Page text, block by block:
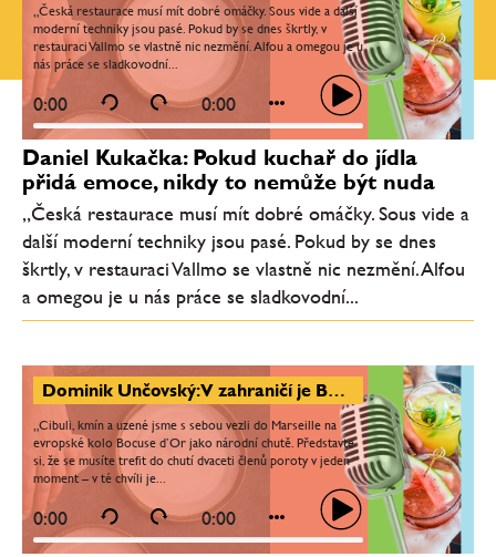
„Česká restaurace musí mít dobré omáčky. Sous vide a další
moderní techniky jsou pasé. Pokud by se dnes škrtly, v
restauraci Vallmo se vlastně nic nezmění. Alfou a omegou je u
nás práce se sladkovodní...
0:00 0:00
Daniel Kukačka: Pokud kuchař do jídla
přidá emoce, nikdy to nemůže být nuda
„Česká restaurace musí mít dobré omáčky. Sous vide a
další moderní techniky jsou pasé. Pokud by se dnes
škrtly, v restauraci Vallmo se vlastně nic nezmění. Alfou
a omegou je u nás práce se sladkovodní...
Dominik Unčovský: V zahraničí je Bocuse d’Or jedna velká rodina, nikdo ti nechce uškodit. Nejtěžší moment byla sépie
„Cibuli, kmín a uzené jsme s sebou vezli do Marseille na
evropské kolo Bocuse d’Or jako národní chutě. Představte
si, že se musíte trefit do chutí dvaceti členů poroty v jeden
moment – v té chvíli je...
0:00 0:00